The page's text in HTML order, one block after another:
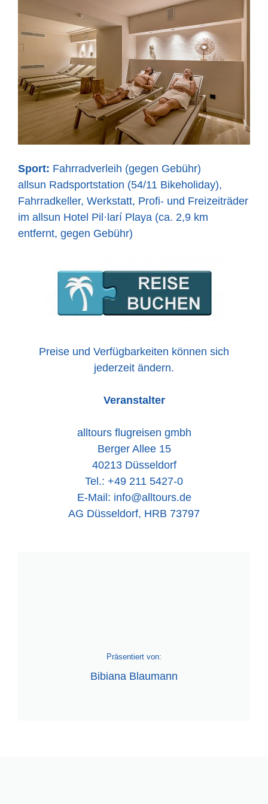
Sport: Fahrradverleih (gegen Gebühr)
allsun Radsportstation (54/11 Bikeholiday),
Fahrradkeller, Werkstatt, Profi- und Freizeiträder
im allsun Hotel Pil·larí Playa (ca. 2,9 km
entfernt, gegen Gebühr)
Preise und Verfügbarkeiten können sich
jederzeit ändern.
Veranstalter
alltours flugreisen gmbh
Berger Allee 15
40213 Düsseldorf
Tel.: +49 211 5427-0
E-Mail: info@alltours.de
AG Düsseldorf, HRB 73797
Präsentiert von:
Bibiana Blaumann